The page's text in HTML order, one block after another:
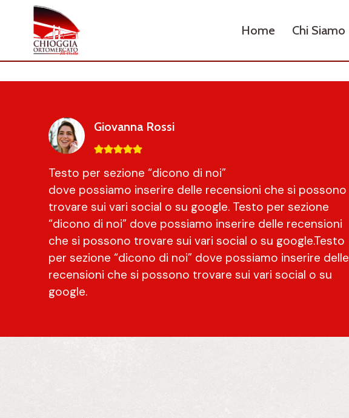
contenuto
Home Chi Siamo
Giovanna Rossi
Testo per sezione “dicono di noi”
dove possiamo inserire delle recensioni che si possono
trovare sui vari social o su google. Testo per sezione
“dicono di noi” dove possiamo inserire delle recensioni
che si possono trovare sui vari social o su google.Testo
per sezione “dicono di noi” dove possiamo inserire delle
recensioni che si possono trovare sui vari social o su
google.